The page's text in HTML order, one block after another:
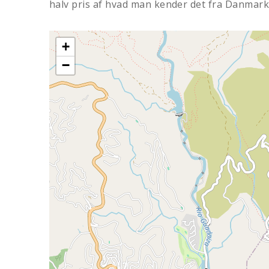
halv pris af hvad man kender det fra
+
−